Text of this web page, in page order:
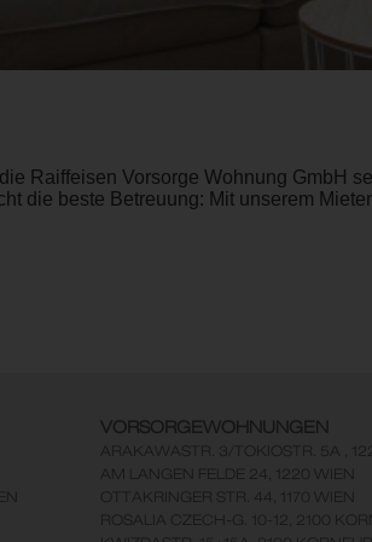
Raiffeisen Vorsorge Wohnung GmbH
die beste Betreuung: Mit unserem
VORSORGEWOHNUNGEN
ARAKAWASTR. 3/TOKIOSTR. 5A ,
AM LANGEN FELDE 24, 1220 WIEN
OTTAKRINGER STR. 44, 1170 WIEN
ROSALIA CZECH-G. 10-12, 2100